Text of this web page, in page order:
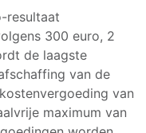
resultaat
300 euro, 2
de laagste
van de
van
maximum van